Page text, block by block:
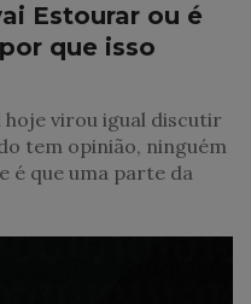
Estourar ou é
que isso
virou igual discutir
tem opinião, ninguém
é que uma parte da